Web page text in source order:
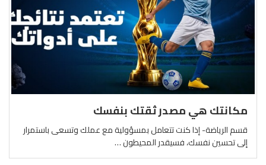
مكانتك هي مصدر ثقتك بنفسك
قسم الرياضة- إذا كنت تتعامل بمسؤولية مع عملك وتسعى باستمرار
إلى تحسين نفسك، فسيقدر المحيطون …